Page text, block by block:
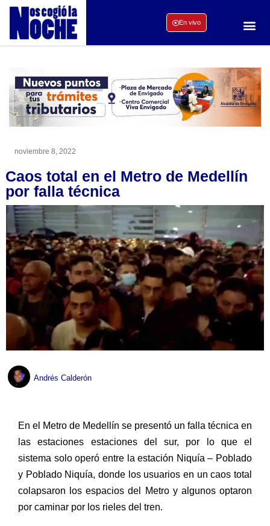
En vivo
noviembre 8, 2022
Caos total en el Metro de Medellín
por falla técnica
Andrés Calderón
En el Metro de Medellín se presentó un falla técnica en
las estaciones estaciones del sur, por lo que el
sistema solo operó entre la estación Niquía – Poblado
y Poblado Niquía, donde los usuarios en un caos total
colapsaron los espacios del Metro y algunos optaron
por caminar por los rieles del tren.